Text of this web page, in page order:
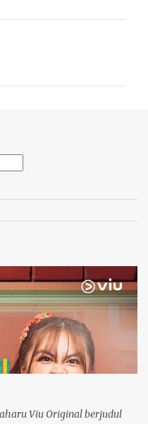
Viu Original berjudul